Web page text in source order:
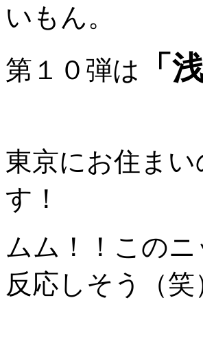
いもん。
第１０ 弾は 「
東京にお住ま
す！
ムム！！この
反応しそう（笑